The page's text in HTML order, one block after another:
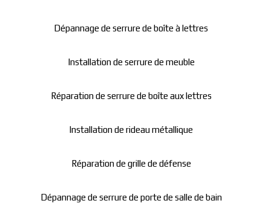
Dépannage de serrure de boîte à lettres
Installation de serrure de meuble
Réparation de serrure de boîte aux lettres
Installation de rideau métallique
Réparation de grille de défense
Dépannage de serrure de porte de salle de bain